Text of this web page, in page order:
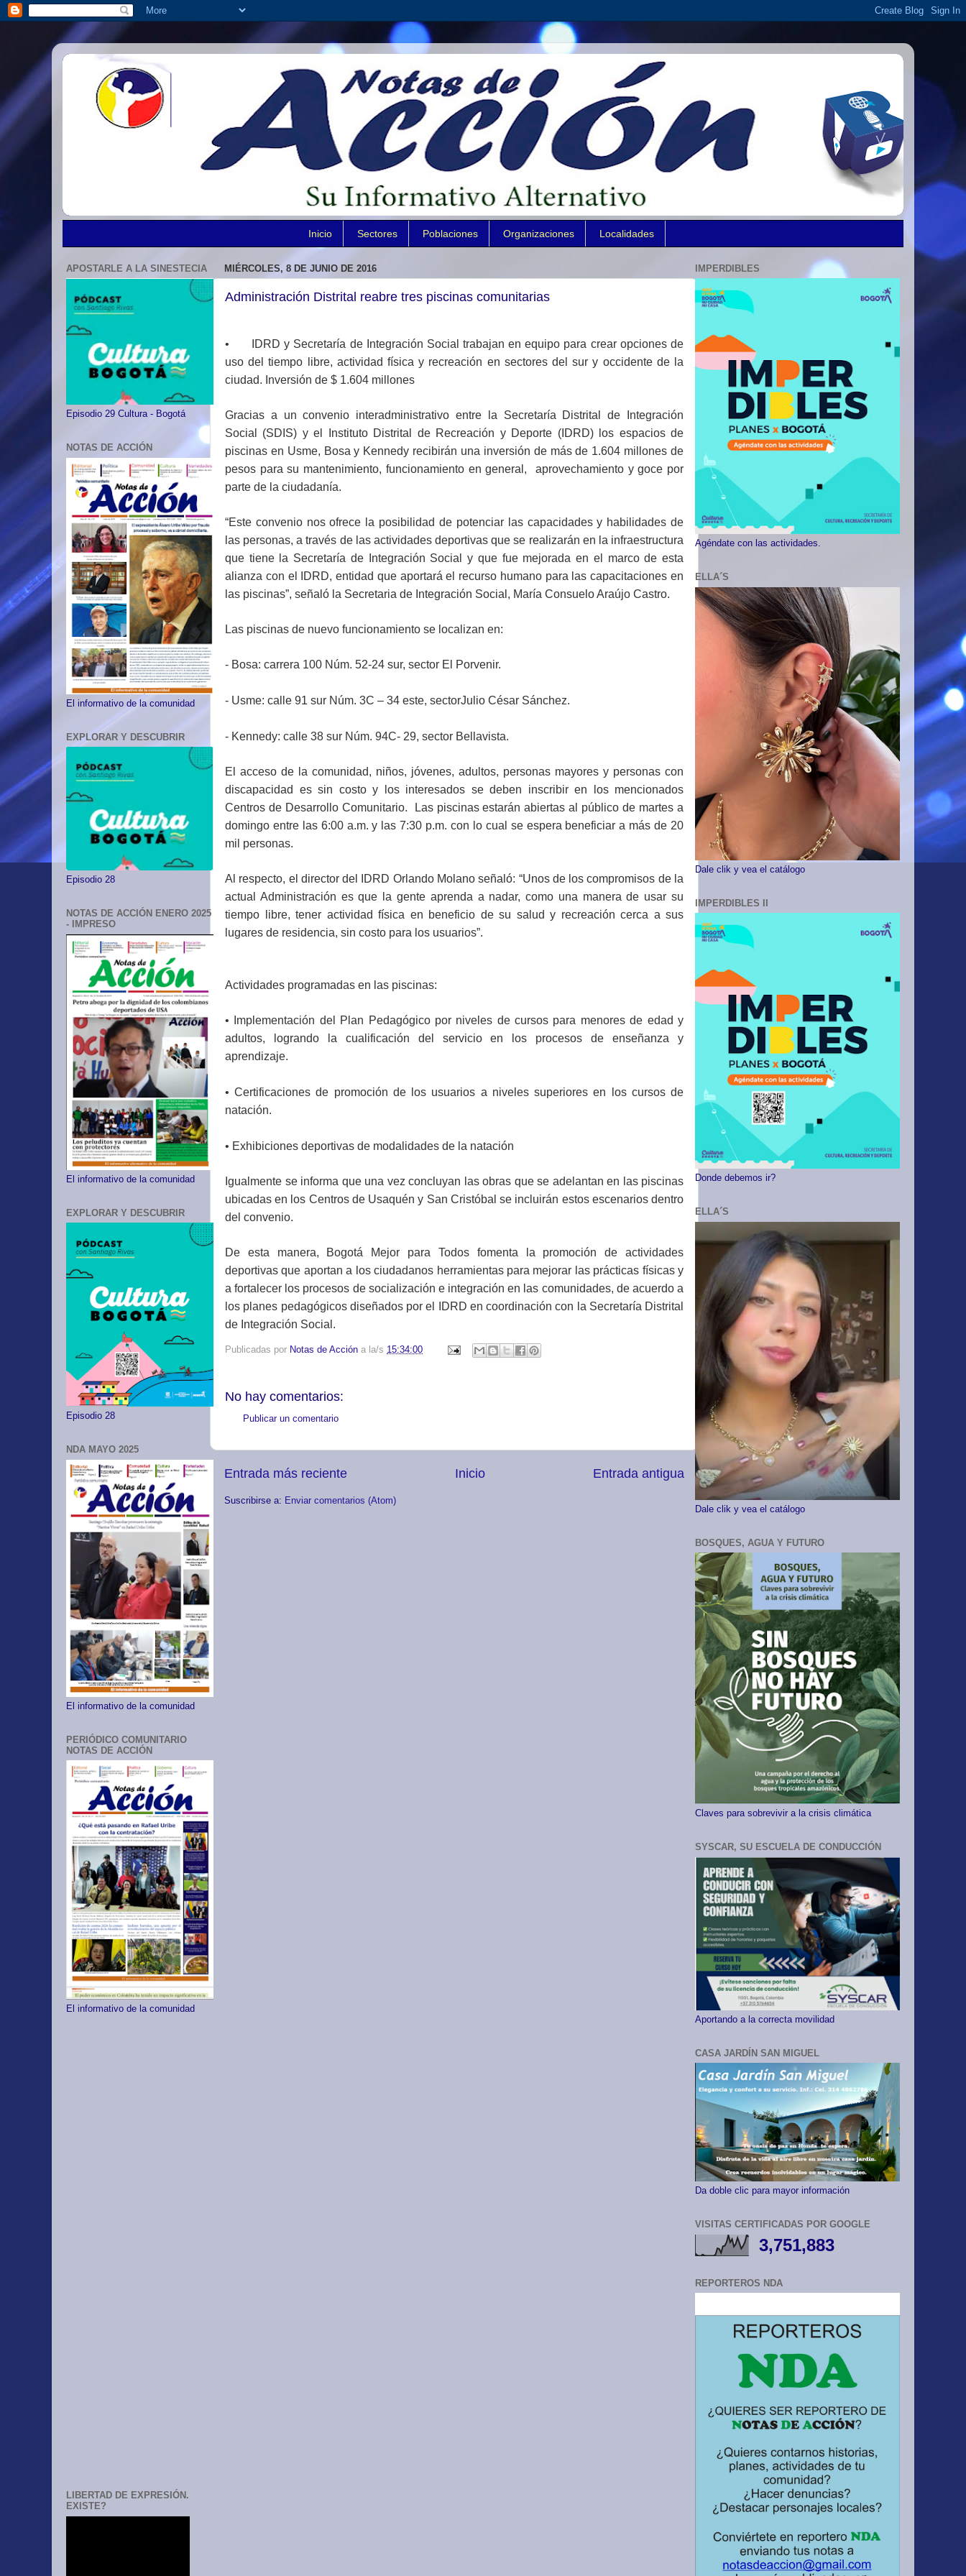
Inicio Sectores Poblaciones Organizaciones Localidades
MIÉRCOLES, 8 DE JUNIO DE 2016
Administración Distrital reabre tres piscinas comunitarias
• IDRD y Secretaría de Integración Social trabajan en equipo para crear opciones de
uso del tiempo libre, actividad física y recreación en sectores del sur y occidente de la
ciudad. Inversión de $ 1.604 millones
Gracias a un convenio interadministrativo entre la Secretaría Distrital de Integración
Social (SDIS) y el Instituto Distrital de Recreación y Deporte (IDRD) los espacios de
piscinas en Usme, Bosa y Kennedy recibirán una inversión de más de 1.604 millones de
pesos para su mantenimiento, funcionamiento en general, aprovechamiento y goce por
parte de la ciudadanía.
“Este convenio nos ofrece la posibilidad de potenciar las capacidades y habilidades de
las personas, a través de las actividades deportivas que se realizarán en la infraestructura
que tiene la Secretaría de Integración Social y que fue mejorada en el marco de esta
alianza con el IDRD, entidad que aportará el recurso humano para las capacitaciones en
las piscinas”, señaló la Secretaria de Integración Social, María Consuelo Araújo Castro.
Las piscinas de nuevo funcionamiento se localizan en:
- Bosa: carrera 100 Núm. 52-24 sur, sector El Porvenir.
- Usme: calle 91 sur Núm. 3C – 34 este, sectorJulio César Sánchez.
- Kennedy: calle 38 sur Núm. 94C- 29, sector Bellavista.
El acceso de la comunidad, niños, jóvenes, adultos, personas mayores y personas con
discapacidad es sin costo y los interesados se deben inscribir en los mencionados
Centros de Desarrollo Comunitario. Las piscinas estarán abiertas al público de martes a
domingo entre las 6:00 a.m. y las 7:30 p.m. con lo cual se espera beneficiar a más de 20
mil personas.
Al respecto, el director del IDRD Orlando Molano señaló: “Unos de los compromisos de la
actual Administración es que la gente aprenda a nadar, como una manera de usar su
tiempo libre, tener actividad física en beneficio de su salud y recreación cerca a sus
lugares de residencia, sin costo para los usuarios”.
Actividades programadas en las piscinas:
• Implementación del Plan Pedagógico por niveles de cursos para menores de edad y
adultos, logrando la cualificación del servicio en los procesos de enseñanza y
aprendizaje.
• Certificaciones de promoción de los usuarios a niveles superiores en los cursos de
natación.
• Exhibiciones deportivas de modalidades de la natación
Igualmente se informa que una vez concluyan las obras que se adelantan en las piscinas
ubicadas en los Centros de Usaquén y San Cristóbal se incluirán estos escenarios dentro
del convenio.
De esta manera, Bogotá Mejor para Todos fomenta la promoción de actividades
deportivas que aportan a los ciudadanos herramientas para mejorar las prácticas físicas y
a fortalecer los procesos de socialización e integración en las comunidades, de acuerdo a
los planes pedagógicos diseñados por el IDRD en coordinación con la Secretaría Distrital
de Integración Social.
Publicadas por Notas de Acción a la/s 15:34:00
No hay comentarios:
Publicar un comentario
Entrada más reciente Entrada antigua
Inicio
Suscribirse a: Enviar comentarios (Atom)
APOSTARLE A LA SINESTECIA
Episodio 29 Cultura - Bogotá
NOTAS DE ACCIÓN
El informativo de la comunidad
EXPLORAR Y DESCUBRIR
Episodio 28
NOTAS DE ACCIÓN ENERO 2025
- IMPRESO
El informativo de la comunidad
EXPLORAR Y DESCUBRIR
Episodio 28
NDA MAYO 2025
El informativo de la comunidad
PERIÓDICO COMUNITARIO
NOTAS DE ACCIÓN
El informativo de la comunidad
LIBERTAD DE EXPRESIÓN.
EXISTE?
IMPERDIBLES
Agéndate con las actividades.
ELLA´S
Dale clik y vea el catálogo
IMPERDIBLES II
Donde debemos ir?
ELLA´S
Dale clik y vea el catálogo
BOSQUES, AGUA Y FUTURO
Claves para sobrevivir a la crisis climática
SYSCAR, SU ESCUELA DE CONDUCCIÓN
Aportando a la correcta movilidad
CASA JARDÍN SAN MIGUEL
Da doble clic para mayor información
VISITAS CERTIFICADAS POR GOOGLE
3,751,883
REPORTEROS NDA